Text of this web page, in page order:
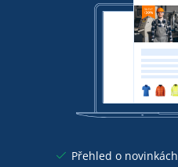
Přehled o novinkách